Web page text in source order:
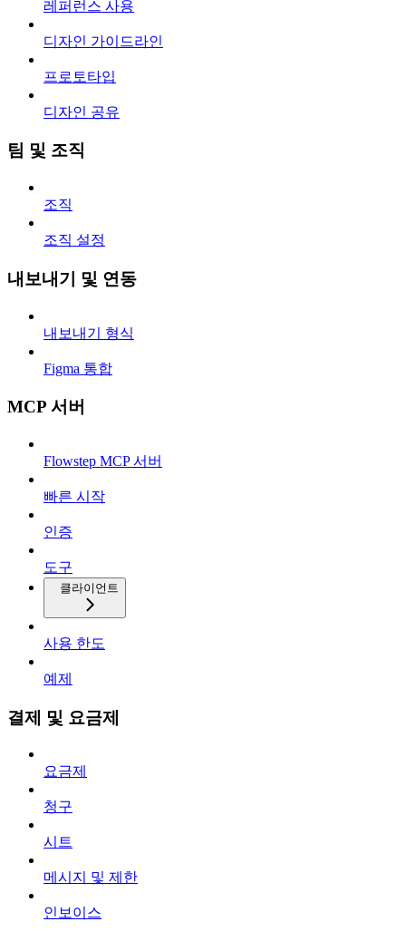
레퍼런스 사용
디자인 가이드라인
프로토타입
디자인 공유
팀 및 조직
조직
조직 설정
내보내기 및 연동
내보내기 형식
Figma 통합
MCP 서버
Flowstep MCP 서버
빠른 시작
인증
도구
클라이언트
사용 한도
예제
결제 및 요금제
요금제
청구
시트
메시지 및 제한
인보이스